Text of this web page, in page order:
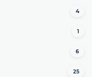
4
1
6
25